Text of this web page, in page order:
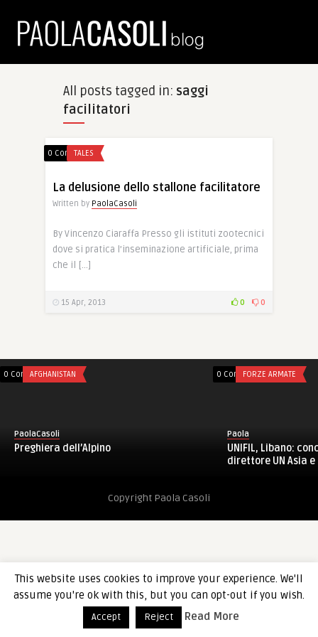
All posts tagged in: saggi
facilitatori
0 Comments
TALES
La delusione dello stallone facilitatore
Written by PaolaCasoli
By Vincenzo Ciaraffa Presso gli istituti zootecnici
dove si pratica l’inseminazione artificiale, prima
che il […]
15 Apr, 2013 0 0
0 CommentsAFGHANISTAN
PaolaCasoli
Preghiera dell’Alpino
0 CommentsFORZE ARMATE
Paola
UNIFIL, Libano:
direttore UN Asia e
Copyright Paola Casoli
This website uses cookies to improve your experience. We'll
assume you're ok with this, but you can opt-out if you wish.
Accept Reject Read More